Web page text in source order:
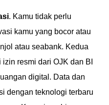
. Kamu tidak perlu
kamu yang bocor atau
atau seabank. Kedua
resmi dari OJK dan BI
digital. Data dan
dengan teknologi terbaru